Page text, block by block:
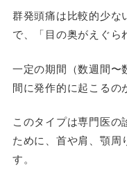
群発頭痛は比較的少な
で、「目の奥がえぐら
一定の期間（数週間〜
間に発作的に起こるの
このタイプは専門医の
ために、首や肩、顎周
す。